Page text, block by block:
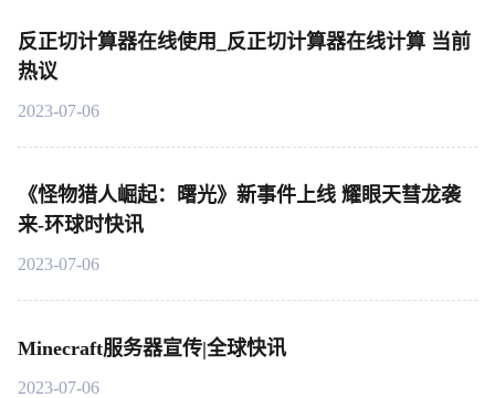
反正切计算器在线使用_反正切计算器在线计算 当前
热议
2023-07-06
《怪物猎人崛起：曙光》新事件上线 耀眼天彗龙袭
来-环球时快讯
2023-07-06
Minecraft服务器宣传|全球快讯
2023-07-06